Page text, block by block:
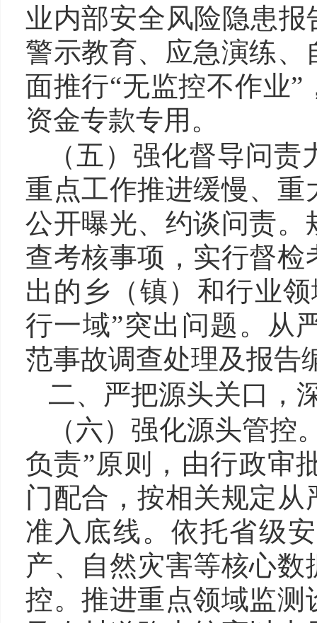
业内部安全风险隐患
警示教育、应急演练
面推行“无监控不作业
资金专款专用。
（五） 强化督导问责
重点工作推进缓慢、
公开曝光、约谈问责
查考核事项，实行督
出的乡（镇）和行业
行一域”突出问题。从
范事故调查处理及报告
二、严把源头关口，
（六）强化源头管控
负责”原则，由行政审
门配合，按相关规定
准入底线。依托省级
产、自然灾害等核心
控。推进重点领域监